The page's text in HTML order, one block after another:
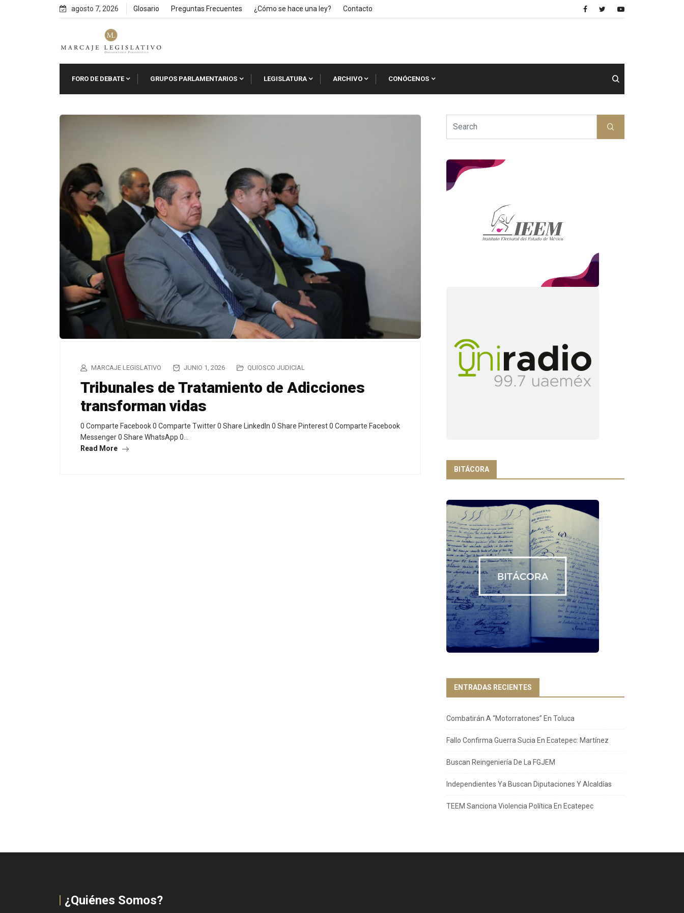
agosto 7, 2026 Glosario Preguntas Frecuentes ¿Cómo se hace una ley? Contacto
FORO DE DEBATE GRUPOS PARLAMENTARIOS LEGISLATURA ARCHIVO CONÓCENOS
MARCAJE LEGISLATIVO JUNIO 1, 2026 QUIOSCO JUDICIAL
Tribunales de Tratamiento de Adicciones
transforman vidas
0 Comparte Facebook 0 Comparte Twitter 0 Share LinkedIn 0 Share Pinterest 0 Comparte Facebook
Messenger 0 Share WhatsApp 0…
Read More
BITÁCORA
ENTRADAS RECIENTES
Combatirán A “Motorratones” En Toluca
Fallo Confirma Guerra Sucia En Ecatepec: Martínez
Buscan Reingeniería De La FGJEM
Independientes Ya Buscan Diputaciones Y Alcaldías
TEEM Sanciona Violencia Política En Ecatepec
¿Quiénes Somos?